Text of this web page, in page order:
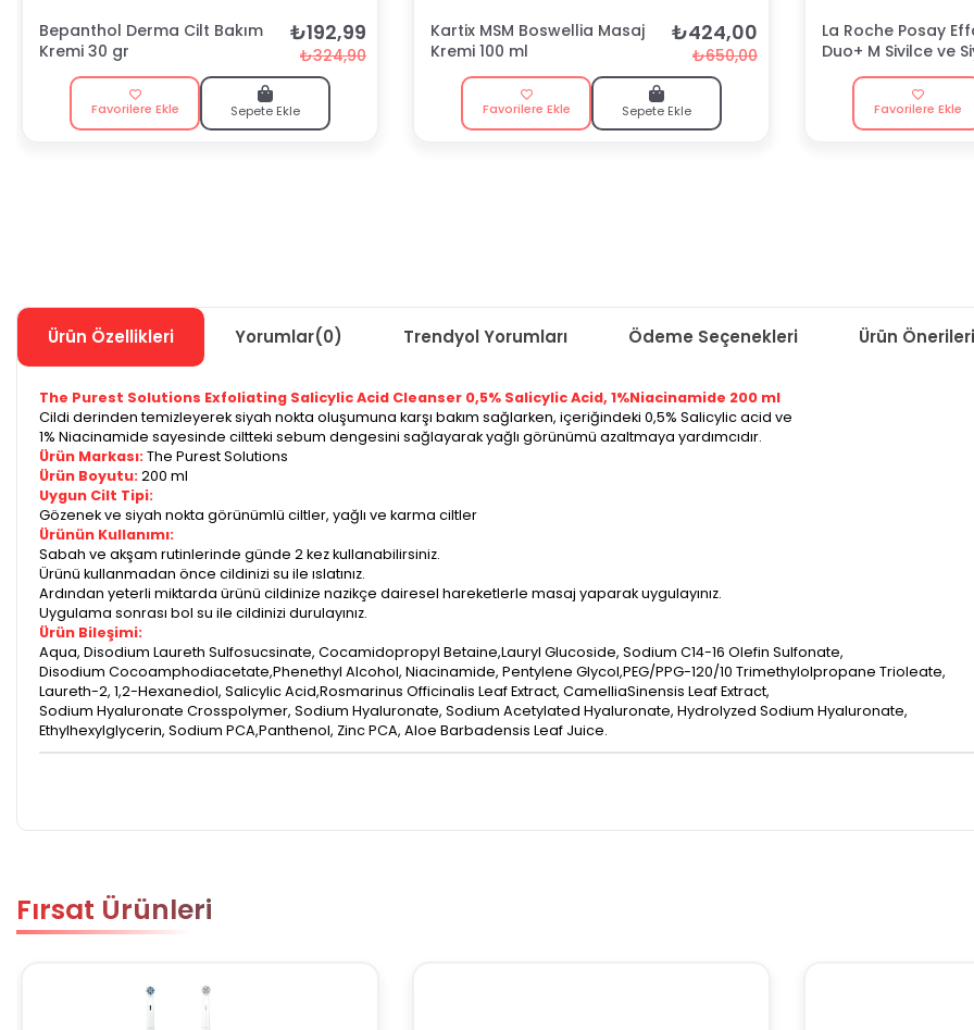
Bepanthol Derma Cilt Bakım
Kremi 30 gr
₺192,99
₺324,90
Favorilere Ekle Sepete Ekle
Kartix MSM Boswellia Masaj
Kremi 100 ml
₺424,00
₺650,00
Favorilere Ekle Sepete Ekle
La Roche Posay
Duo+ M Sivilce ve
Nokta Kremi 40 ml
Favorilere Ekle
Ürün Özellikleri Yorumlar(0) Trendyol Yorumları Ödeme Seçenekleri Ürün Önerileri
The Purest Solutions Exfoliating Salicylic Acid Cleanser 0,5% Salicylic Acid, 1%Niacinamide 200 ml
Cildi derinden temizleyerek siyah nokta oluşumuna karşı bakım sağlarken, içeriğindeki 0,5% Salicylic acid ve
1% Niacinamide sayesinde ciltteki sebum dengesini sağlayarak yağlı görünümü azaltmaya yardımcıdır.
Ürün Markası: The Purest Solutions
Ürün Boyutu: 200 ml
Uygun Cilt Tipi:
Gözenek ve siyah nokta görünümlü ciltler, yağlı ve karma ciltler
Ürünün Kullanımı:
Sabah ve akşam rutinlerinde günde 2 kez kullanabilirsiniz.
Ürünü kullanmadan önce cildinizi su ile ıslatınız.
Ardından yeterli miktarda ürünü cildinize nazikçe dairesel hareketlerle masaj yaparak uygulayınız.
​Uygulama sonrası bol su ile cildinizi durulayınız.
Ürün Bileşimi:
Aqua, Disodium Laureth Sulfosucsinate, Cocamidopropyl Betaine,Lauryl Glucoside, Sodium C14-16 Olefin Sulfonate,
Disodium Cocoamphodiacetate,Phenethyl Alcohol, Niacinamide, Pentylene Glycol,PEG/PPG-120/10 Trimethylolpropane Trioleate,
Laureth-2, 1,2-Hexanediol, Salicylic Acid,Rosmarinus Officinalis Leaf Extract, CamelliaSinensis Leaf Extract,
Sodium Hyaluronate Crosspolymer, Sodium Hyaluronate, Sodium Acetylated Hyaluronate, Hydrolyzed Sodium Hyaluronate,
Ethylhexylglycerin, Sodium PCA,Panthenol, Zinc PCA, Aloe Barbadensis Leaf Juice.
Fırsat Ürünleri